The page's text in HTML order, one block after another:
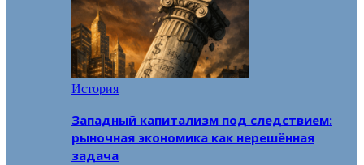
История
Западный капитализм под следствием:
рыночная экономика как нерешённая
задача